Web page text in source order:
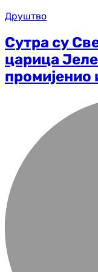
Друштво
Сутра су
царица
промијенио